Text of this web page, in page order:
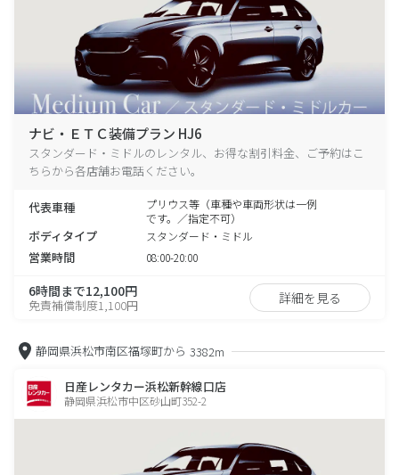
ナビ・ＥＴＣ装備プラン HJ6
スタンダード・ミドルのレンタル、お得な割引料金、ご予約はこ
ちらから各店舗お電話ください。
代表車種
プリウス等（車種や車両形状は一例
です。／指定不可）
ボディタイプ スタンダード・ミドル
営業時間 08:00-20:00
6時間まで12,100円
免責補償制度1,100円 詳細を見る
静岡県浜松市南区福塚町から 3382m
日産レンタカー浜松新幹線口店
静岡県浜松市中区砂山町352-2